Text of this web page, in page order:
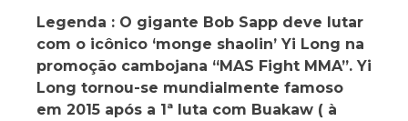
Legenda : O gigante Bob Sapp deve lutar
com o icônico ‘monge shaolin’ Yi Long na
promoção cambojana “MAS Fight MMA”. Yi
Long tornou-se mundialmente famoso
em 2015 após a 1ª luta com Buakaw ( à